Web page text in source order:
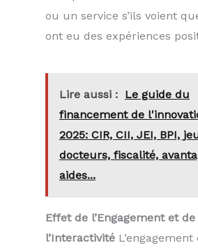
ou un service s’ils voient
ont eu des expériences
Lire aussi : Le guide du
financement de
2025: CIR, CII, JEI, BPI,
docteurs, fiscalité,
aides...
Effet de l’Engagement et de
l’Interactivité L’engagement